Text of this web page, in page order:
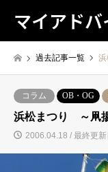
マイアド
過去記事一覧
コラム OB・OG
浜松まつり ～凧
2006.04.18 / 最終更